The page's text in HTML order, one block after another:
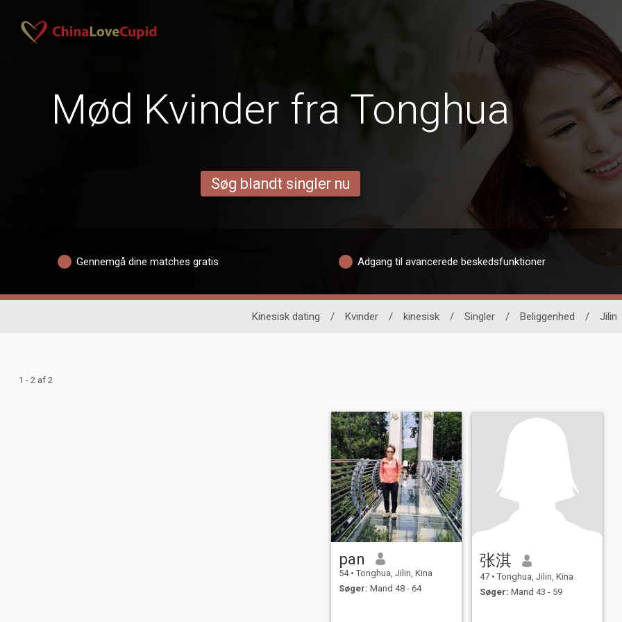
Mød Kvinder fra Tonghua
Søg blandt singler nu
Gennemgå dine matches gratis Adgang til avancerede beskedsfunktioner
Kinesisk dating / Kvinder / kinesisk / Singler / Beliggenhed / Jilin
1 - 2 af 2
pan
54 • Tonghua, Jilin, Kina
Søger: Mand 48 - 64
张淇
47 • Tonghua, Jilin, Kina
Søger: Mand 43 - 59